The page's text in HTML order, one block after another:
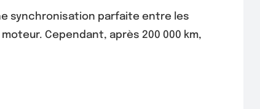
synchronisation parfaite entre les
Cependant, après 200 000 km,